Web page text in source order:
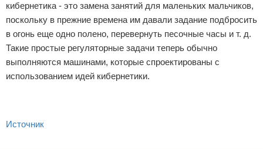
кибернетика - это замена занятий для маленьких мальчиков,
поскольку в прежние времена им давали задание подбросить
в огонь еще одно полено, перевернуть песочные часы и т. д.
Такие простые регуляторные задачи теперь обычно
выполняются машинами, которые спроектированы с
использованием идей кибернетики.
Источник